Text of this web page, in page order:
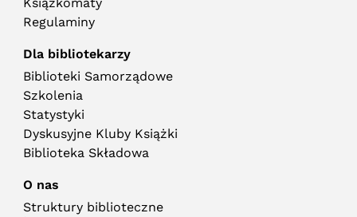
Regulaminy
Dla bibliotekarzy
Biblioteki Samorządowe
Szkolenia
Statystyki
Dyskusyjne Kluby Książki
Biblioteka Składowa
O nas
Struktury biblioteczne